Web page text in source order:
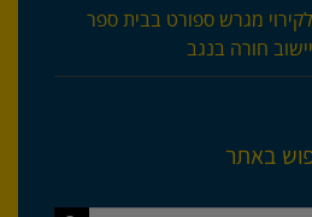
מגרש ספורט בבית ספר
חורה בנגב
באתר